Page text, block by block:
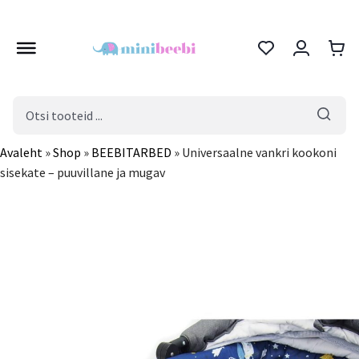
search
Avaleht »Shop » BEEBITARBED » Universaalne vankri kookoni
sisekate – puuvillane ja mugav